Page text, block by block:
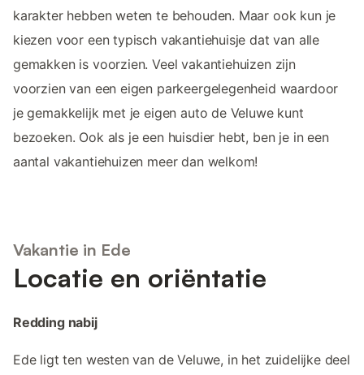
karakter hebben weten te behouden. Maar ook kun je
kiezen voor een typisch vakantiehuisje dat van alle
gemakken is voorzien. Veel vakantiehuizen zijn
voorzien van een eigen parkeergelegenheid waardoor
je gemakkelijk met je eigen auto de Veluwe kunt
bezoeken. Ook als je een huisdier hebt, ben je in een
aantal vakantiehuizen meer dan welkom!
Vakantie in Ede
Locatie en oriëntatie
Redding nabij
Ede ligt ten westen van de Veluwe, in het zuidelijke deel